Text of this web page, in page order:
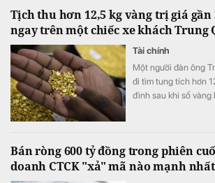
Tịch thu hơn 12,5 kg vàng trị giá gần
ngay trên một chiếc xe khách Trung
Tài chính
Một người đàn ông
đi tìm tung tích hơn
đình sau khi số
Bán ròng 600 tỷ đồng trong phiên
doanh CTCK "xả" mã nào mạnh